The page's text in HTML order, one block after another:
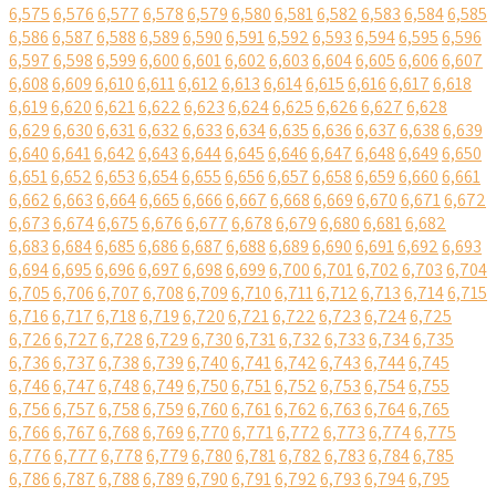
6,5756,5766,5776,5786,5796,5806,5816,5826,5836,5846,585
6,5866,5876,5886,5896,5906,5916,5926,5936,5946,5956,596
6,5976,5986,5996,6006,6016,6026,6036,6046,6056,6066,607
6,6086,6096,6106,6116,6126,6136,6146,6156,6166,6176,618
6,6196,6206,6216,6226,6236,6246,6256,6266,6276,628
6,6296,6306,6316,6326,6336,6346,6356,6366,6376,6386,639
6,6406,6416,6426,6436,6446,6456,6466,6476,6486,6496,650
6,6516,6526,6536,6546,6556,6566,6576,6586,6596,6606,661
6,6626,6636,6646,6656,6666,6676,6686,6696,6706,6716,672
6,6736,6746,6756,6766,6776,6786,6796,6806,6816,682
6,6836,6846,6856,6866,6876,6886,6896,6906,6916,6926,693
6,6946,6956,6966,6976,6986,6996,7006,7016,7026,7036,704
6,7056,7066,7076,7086,7096,7106,7116,7126,7136,7146,715
6,7166,7176,7186,7196,7206,7216,7226,7236,7246,725
6,7266,7276,7286,7296,7306,7316,7326,7336,7346,735
6,7366,7376,7386,7396,7406,7416,7426,7436,7446,745
6,7466,7476,7486,7496,7506,7516,7526,7536,7546,755
6,7566,7576,7586,7596,7606,7616,7626,7636,7646,765
6,7666,7676,7686,7696,7706,7716,7726,7736,7746,775
6,7766,7776,7786,7796,7806,7816,7826,7836,7846,785
6,7866,7876,7886,7896,7906,7916,7926,7936,7946,795